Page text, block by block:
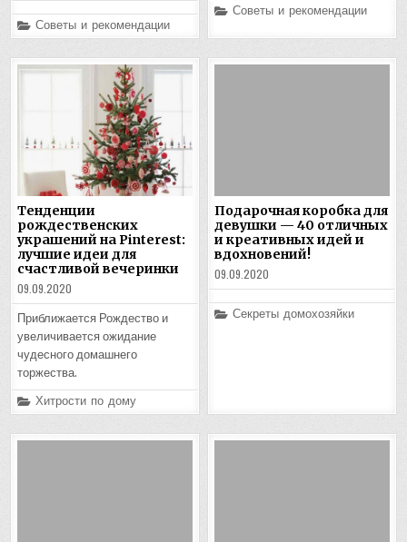
Posted
in
Советы и рекомендации
Posted
Советы и рекомендации
Тенденции
рождественских
украшений на Pinterest:
лучшие идеи для
счастливой вечеринки
09.09.2020
Приближается Рождество и
увеличивается ожидание
чудесного домашнего
торжества.
Posted
in
Хитрости по дому
Подарочная коробка для
девушки — 40 отличных
и креативных идей и
вдохновений!
09.09.2020
Posted
Секреты домохозяйки